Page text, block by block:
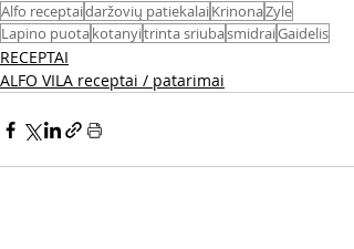
Alfo receptaidaržovių patiekalaiKrinonaZyle
Lapino puotakotanyitrinta sriubasmidraiGaidelis
RECEPTAI
ALFO VILA receptai / patarimai